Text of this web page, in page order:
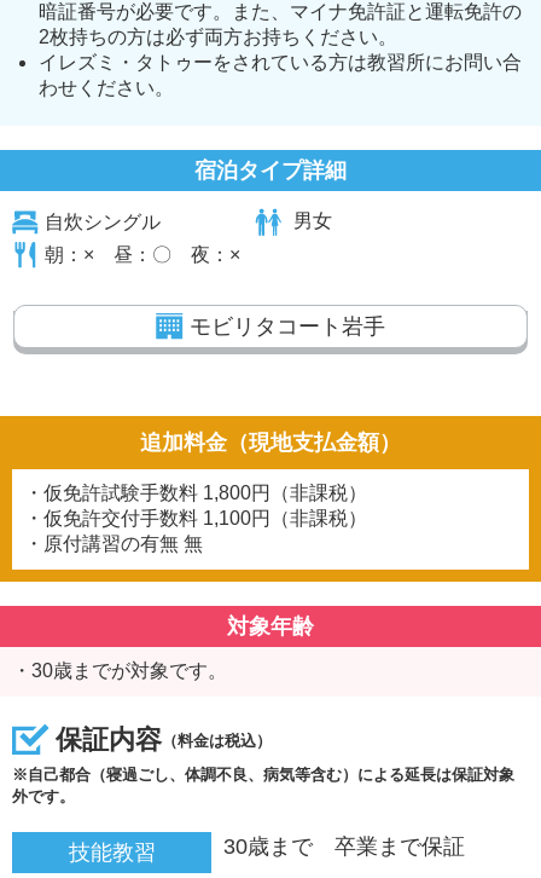
暗証番号が必要です。また、マイナ免許証と運転免許の
2枚持ちの方は必ず両方お持ちください。
イレズミ・タトゥーをされている方は教習所にお問い合
わせください。
宿泊タイプ詳細
自炊シングル
男女
朝：× 昼：〇 夜：×
モビリタコート岩手
追加料金（現地支払金額）
・仮免許試験手数料 1,800円（非課税）
・仮免許交付手数料 1,100円（非課税）
・原付講習の有無 無
対象年齢
・30歳までが対象です。
保証内容 （料金は税込）
※自己都合（寝過ごし、体調不良、病気等含む）による延長は保証対象
外です。
技能教習 30歳まで 卒業まで保証